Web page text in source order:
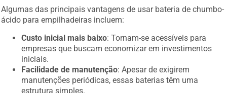
Algumas das principais vantagens de usar bateria de chumbo-
ácido para empilhadeiras incluem:
Custo inicial mais baixo: Tornam-se acessíveis para
empresas que buscam economizar em investimentos
iniciais.
Facilidade de manutenção: Apesar de exigirem
manutenções periódicas, essas baterias têm uma
estrutura simples.